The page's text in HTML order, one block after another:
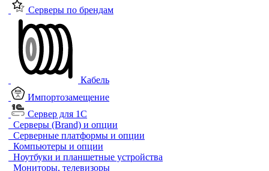
Серверы по брендам
Кабель
Импортозамещение
Сервер для 1С
Серверы (Brand) и опции
Серверные платформы и опции
Компьютеры и опции
Ноутбуки и планшетные устройства
Мониторы, телевизоры